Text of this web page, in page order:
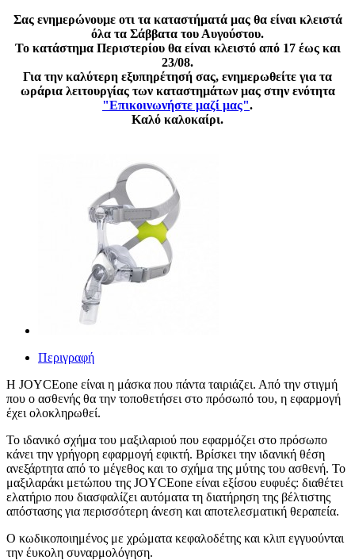
Σας ενημερώνουμε οτι τα καταστήματά μας θα είναι κλειστά
όλα τα Σάββατα του Αυγούστου.
Το κατάστημα Περιστερίου θα είναι κλειστό από 17 έως και
23/08.
Για την καλύτερη εξυπηρέτησή σας, ενημερωθείτε για τα
ωράρια λειτουργίας των καταστημάτων μας στην ενότητα
"Επικοινωνήστε μαζί μας".
Καλό καλοκαίρι.
Περιγραφή
Η JOYCEone είναι η μάσκα που πάντα ταιριάζει. Από την στιγμή
που ο ασθενής θα την τοποθετήσει στο πρόσωπό του, η εφαρμογή
έχει ολοκληρωθεί.
Το ιδανικό σχήμα του μαξιλαριού που εφαρμόζει στο πρόσωπο
κάνει την γρήγορη εφαρμογή εφικτή. Βρίσκει την ιδανική θέση
ανεξάρτητα από το μέγεθος και το σχήμα της μύτης του ασθενή. Το
μαξιλαράκι μετώπου της JOYCEone είναι εξίσου ευφυές: διαθέτει
ελατήριο που διασφαλίζει αυτόματα τη διατήρηση της βέλτιστης
απόστασης για περισσότερη άνεση και αποτελεσματική θεραπεία.
Ο κωδικοποιημένος με χρώματα κεφαλοδέτης και κλιπ εγγυούνται
την έυκολη συναρμολόγηση.